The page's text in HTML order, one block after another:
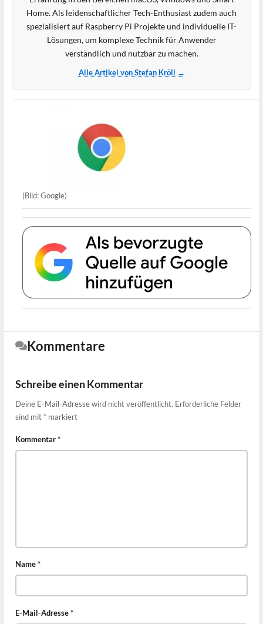
Home. Als leidenschaftlicher Tech-Enthusiast zudem auch
spezialisiert auf Raspberry Pi Projekte und individuelle IT-
Lösungen, um komplexe Technik für Anwender
verständlich und nutzbar zu machen.
Alle Artikel von Stefan Kröll →
(Bild: Google)
Kommentare
Schreibe einen Kommentar
Deine E-Mail-Adresse wird nicht veröffentlicht. Erforderliche Felder
sind mit * markiert
Kommentar*
Name*
E-Mail-Adresse*